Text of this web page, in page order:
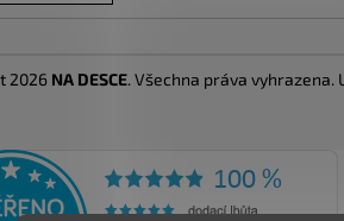
2026 NA DESCE. Všechna práva vyhrazena.